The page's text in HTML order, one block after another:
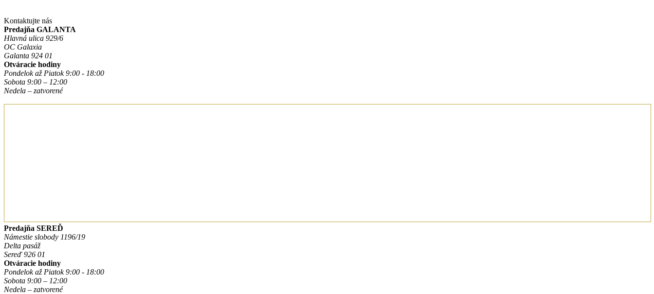
Kontaktujte nás
Predajňa GALANTA
Hlavná ulica 929/6
OC Galaxia
Galanta 924 01
Otváracie hodiny
Pondelok až Piatok 9:00 - 18:00
Sobota 9:00 – 12:00
Nedela – zatvorené
Predajňa SEREĎ
Námestie slobody 1196/19
Delta pasáž
Sereď 926 01
Otváracie hodiny
Pondelok až Piatok 9:00 - 18:00
Sobota 9:00 – 12:00
Nedela – zatvorené